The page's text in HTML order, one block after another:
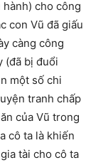
cho công
con Vũ đã giấu
càng công
(đã bị đuổi
một số chi
tranh chấp
của Vũ trong
cô ta là khiến
tài cho cô ta